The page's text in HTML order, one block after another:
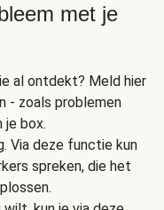
met je
al ontdekt? Meld hier
- zoals problemen
je box.
Via deze functie kun
spreken, die het